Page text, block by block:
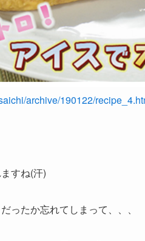
archive/190122/
すね(汗)
ったか忘れてしまって、、、